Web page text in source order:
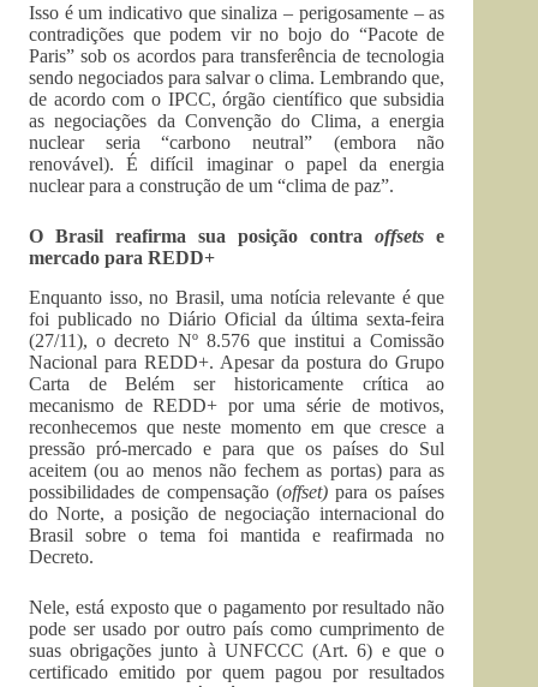
Isso é um indicativo que sinaliza – perigosamente – as
contradições que podem vir no bojo do “Pacote de
Paris” sob os acordos para transferência de tecnologia
sendo negociados para salvar o clima. Lembrando que,
de acordo com o IPCC, órgão científico que subsidia
as negociações da Convenção do Clima, a energia
nuclear seria “carbono neutral” (embora não
renovável). É difícil imaginar o papel da energia
nuclear para a construção de um “clima de paz”.
O Brasil reafirma sua posição contraoffsets e
mercado para REDD+
Enquanto isso, no Brasil, uma notícia relevante é que
foi publicado no Diário Oficial da última sexta-feira
(27/11), o decreto Nº 8.576 que institui a Comissão
Nacional para REDD+. Apesar da postura do Grupo
Carta de Belém ser historicamente crítica ao
mecanismo de REDD+ por uma série de motivos,
reconhecemos que neste momento em que cresce a
pressão pró-mercado e para que os países do Sul
aceitem (ou ao menos não fechem as portas) para as
possibilidades de compensação (offset) para os países
do Norte, a posição de negociação internacional do
Brasil sobre o tema foi mantida e reafirmada no
Decreto.
Nele, está exposto que o pagamento por resultado não
pode ser usado por outro país como cumprimento de
suas obrigações junto à UNFCCC (Art. 6) e que o
certificado emitido por quem pagou por resultados